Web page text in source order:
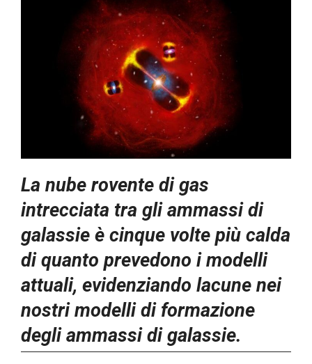
La nube rovente di gas
intrecciata tra gli ammassi di
galassie è cinque volte più calda
di quanto prevedono i modelli
attuali, evidenziando lacune nei
nostri modelli di formazione
degli ammassi di galassie.